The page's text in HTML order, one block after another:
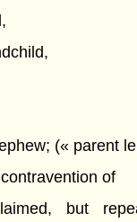
(« parent
of
but